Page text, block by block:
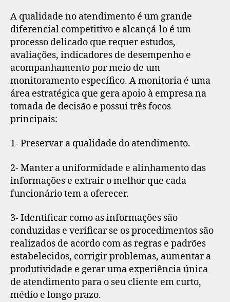
A qualidade no atendimento é um grande
diferencial competitivo e alcançá-lo é um
processo delicado que requer estudos,
avaliações, indicadores de desempenho e
acompanhamento por meio de um
monitoramento específico. A monitoria é uma
área estratégica que gera apoio à empresa na
tomada de decisão e possui três focos
principais:
1- Preservar a qualidade do atendimento.
2- Manter a uniformidade e alinhamento das
informações e extrair o melhor que cada
funcionário tem a oferecer.
3- Identificar como as informações são
conduzidas e verificar se os procedimentos são
realizados de acordo com as regras e padrões
estabelecidos, corrigir problemas, aumentar a
produtividade e gerar uma experiência única
de atendimento para o seu cliente em curto,
médio e longo prazo.